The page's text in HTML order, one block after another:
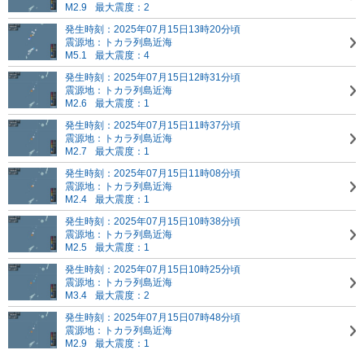
M2.9
最大震度：2
発生時刻：2025年07月15日13時20分頃
震源地：トカラ列島近海
M5.1
最大震度：4
発生時刻：2025年07月15日12時31分頃
震源地：トカラ列島近海
M2.6
最大震度：1
発生時刻：2025年07月15日11時37分頃
震源地：トカラ列島近海
M2.7
最大震度：1
発生時刻：2025年07月15日11時08分頃
震源地：トカラ列島近海
M2.4
最大震度：1
発生時刻：2025年07月15日10時38分頃
震源地：トカラ列島近海
M2.5
最大震度：1
発生時刻：2025年07月15日10時25分頃
震源地：トカラ列島近海
M3.4
最大震度：2
発生時刻：2025年07月15日07時48分頃
震源地：トカラ列島近海
M2.9
最大震度：1